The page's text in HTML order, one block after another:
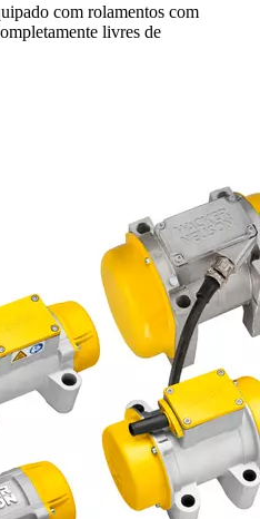
com rolamentos com
livres de